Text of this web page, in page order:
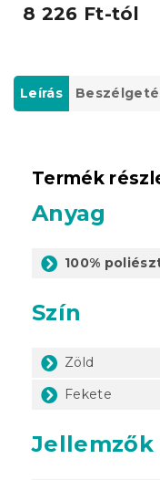
8 226 Ft-tól
Leírás
Termék
Anyag
100%
Szín
Zöld
Fekete
Jellemzők